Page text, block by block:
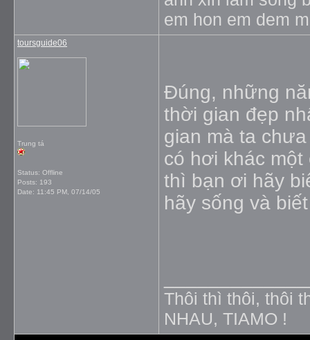
em hon em dem
toursguide06
Trung tá
Status: Offline
Posts: 193
Date: 11:45 PM, 07/14/05
Đúng, những
thời gian đẹp
gian mà ta
có hơi khác
thì bạn ơi hãy
hãy sống và
Thôi thì thôi, thôi
NHAU, TIAMO !